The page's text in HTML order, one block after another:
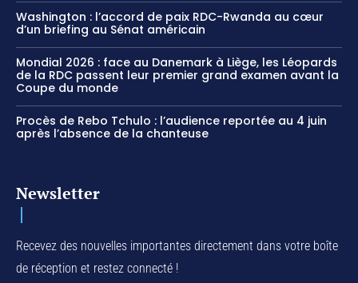
Washington : l’accord de paix RDC-Rwanda au cœur
d’un briefing au Sénat américain
Mondial 2026 : face au Danemark à Liège, les Léopards
de la RDC passent leur premier grand examen avant la
Coupe du monde
Procès de Rebo Tchulo : l’audience reportée au 4 juin
après l’absence de la chanteuse
Newsletter
Recevez des nouvelles importantes directement dans votre boîte
de réception et restez connecté !